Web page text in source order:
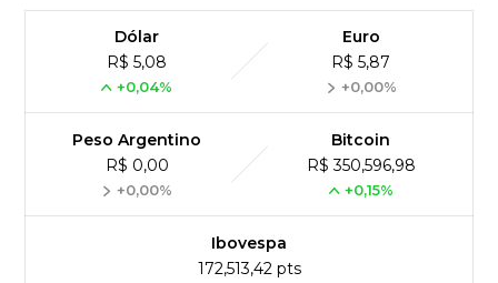
Dólar
R$ 5,08
+0,04%
Euro
R$ 5,87
+0,00%
Peso Argentino
R$ 0,00
+0,00%
Bitcoin
R$ 350,596,98
+0,15%
Ibovespa
172,513,42 pts